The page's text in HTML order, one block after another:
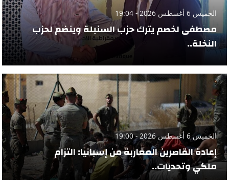
الخميس 6 أغسطس 2026 - 19:04
مصطفى لخصم يترك حزب السنبلة وينضم لحزب
النخلة..
الخميس 6 أغسطس 2026 - 19:00
إعادة القاصرين المغاربة من إسبانيا: التزام
ملكي وتحديات..